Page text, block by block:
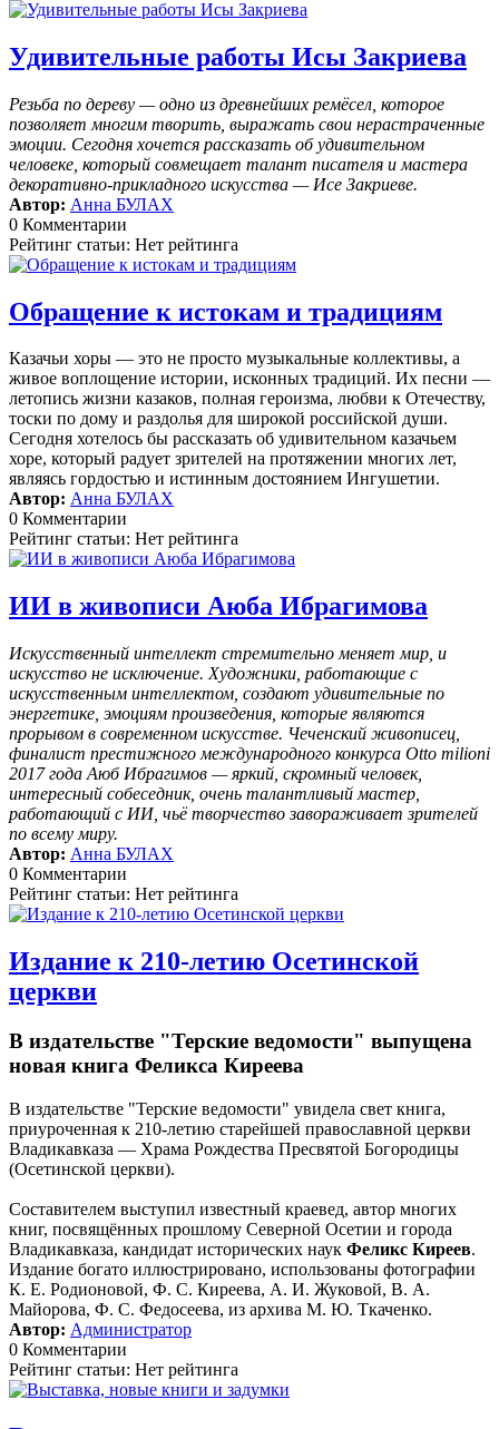
Удивительные работы Исы Закриева
Резьба по дереву — одно из древнейших ремёсел, которое
позволяет многим творить, выражать свои нерастраченные
эмоции. Сегодня хочется рассказать об удивительном
человеке, который совмещает талант писателя и мастера
декоративно-прикладного искусства — Исе Закриеве.
Автор: Анна БУЛАХ
0 Комментарии
Рейтинг статьи: Нет рейтинга
Обращение к истокам и традициям
Казачьи хоры — это не просто музыкальные коллективы, а
живое воплощение истории, исконных традиций. Их песни —
летопись жизни казаков, полная героизма, любви к Отечеству,
тоски по дому и раздолья для широкой российской души.
Сегодня хотелось бы рассказать об удивительном казачьем
хоре, который радует зрителей на протяжении многих лет,
являясь гордостью и истинным достоянием Ингушетии.
Автор: Анна БУЛАХ
0 Комментарии
Рейтинг статьи: Нет рейтинга
ИИ в живописи Аюба Ибрагимова
Искусственный интеллект стремительно меняет мир, и
искусство не исключение. Художники, работающие с
искусственным интеллектом, создают удивительные по
энергетике, эмоциям произведения, которые являются
прорывом в современном искусстве. Чеченский живописец,
финалист престижного международного конкурса Otto milioni
2017 года Аюб Ибрагимов — яркий, скромный человек,
интересный собеседник, очень талантливый мастер,
работающий с ИИ, чьё творчество завораживает зрителей
по всему миру.
Автор: Анна БУЛАХ
0 Комментарии
Рейтинг статьи: Нет рейтинга
Издание к 210-летию Осетинской
церкви
В издательстве "Терские ведомости" выпущена
новая книга Феликса Киреева
В издательстве "Терские ведомости" увидела свет книга,
приуроченная к 210-летию старейшей православной церкви
Владикавказа — Храма Рождества Пресвятой Богородицы
(Осетинской церкви).
Составителем выступил известный краевед, автор многих
книг, посвящённых прошлому Северной Осетии и города
Владикавказа, кандидат исторических наук Феликс Киреев.
Издание богато иллюстрировано, использованы фотографии
К. Е. Родионовой, Ф. С. Киреева, А. И. Жуковой, В. А.
Майорова, Ф. С. Федосеева, из архива М. Ю. Ткаченко.
Автор: Администратор
0 Комментарии
Рейтинг статьи: Нет рейтинга